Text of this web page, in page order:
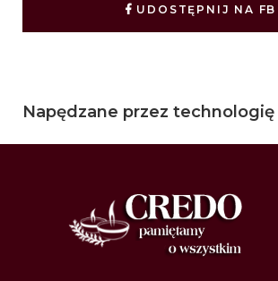
UDOSTĘPNIJ NA FB
Napędzane przez technologię